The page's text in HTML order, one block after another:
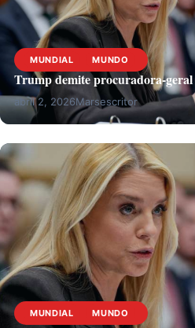
MUNDIAL MUNDO
Trump demite procuradora-
abril 2, 2026Marsescritor
MUNDIAL MUNDO